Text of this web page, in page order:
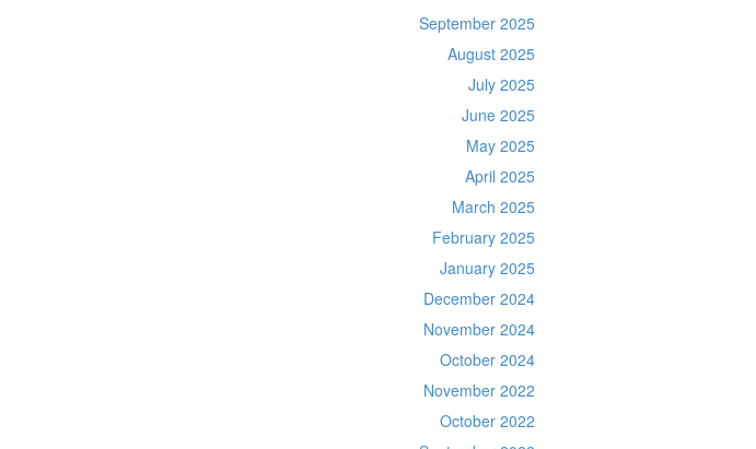
September 2025
August 2025
July 2025
June 2025
May 2025
April 2025
March 2025
February 2025
January 2025
December 2024
November 2024
October 2024
November 2022
October 2022